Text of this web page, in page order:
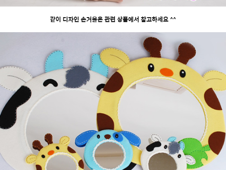
같이 디자인 손거울은 관련 상품에서 참고하세요 ^^